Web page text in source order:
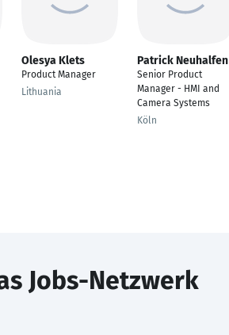
Olesya Klets
Product Manager
Lithuania
Patrick Neuhalfen
Senior Product
Manager - HMI and
Camera Systems
Köln
Jobs-Netzwerk